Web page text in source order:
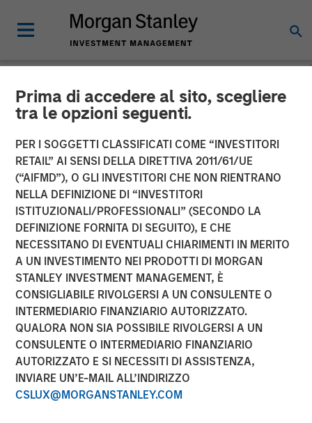
Prima di accedere al sito, scegliere
tra le opzioni seguenti.
PER I SOGGETTI CLASSIFICATI COME “INVESTITORI
RETAIL” AI SENSI DELLA DIRETTIVA 2011/61/UE
(“AIFMD”), O GLI INVESTITORI CHE NON RIENTRANO
NELLA DEFINIZIONE DI “INVESTITORI
ISTITUZIONALI/PROFESSIONALI” (SECONDO LA
DEFINIZIONE FORNITA DI SEGUITO), E CHE
NECESSITANO DI EVENTUALI CHIARIMENTI IN MERITO
A UN INVESTIMENTO NEI PRODOTTI DI MORGAN
STANLEY INVESTMENT MANAGEMENT, È
CONSIGLIABILE RIVOLGERSI A UN CONSULENTE O
INTERMEDIARIO FINANZIARIO AUTORIZZATO.
QUALORA NON SIA POSSIBILE RIVOLGERSI A UN
CONSULENTE O INTERMEDIARIO FINANZIARIO
AUTORIZZATO E SI NECESSITI DI ASSISTENZA,
INVIARE UN’E-MAIL ALL’INDIRIZZO
CSLUX@MORGANSTANLEY.COM
NEWSROOM
Samanage Raises $30M
Series D Funding Round Led
by Morgan Stanley
Expansion Capital
Provider of employee service management solutions
aims to accelerate growth and increase market share
with new investment
08 NOVEMBRE 2018